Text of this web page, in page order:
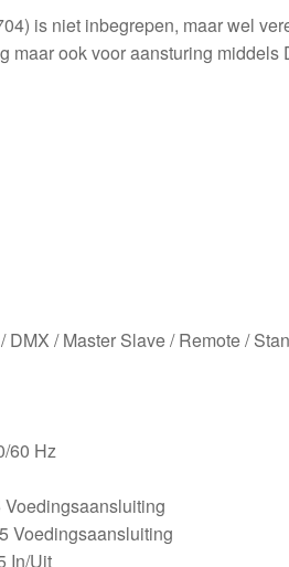
is niet inbegrepen, maar wel
maar ook voor aansturing middels
/ Master Slave / Remote /
60 Hz
Voedingsaansluiting
In/Uit